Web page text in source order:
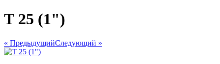
Т 25 (1")
« ПредыдущийСледующий »